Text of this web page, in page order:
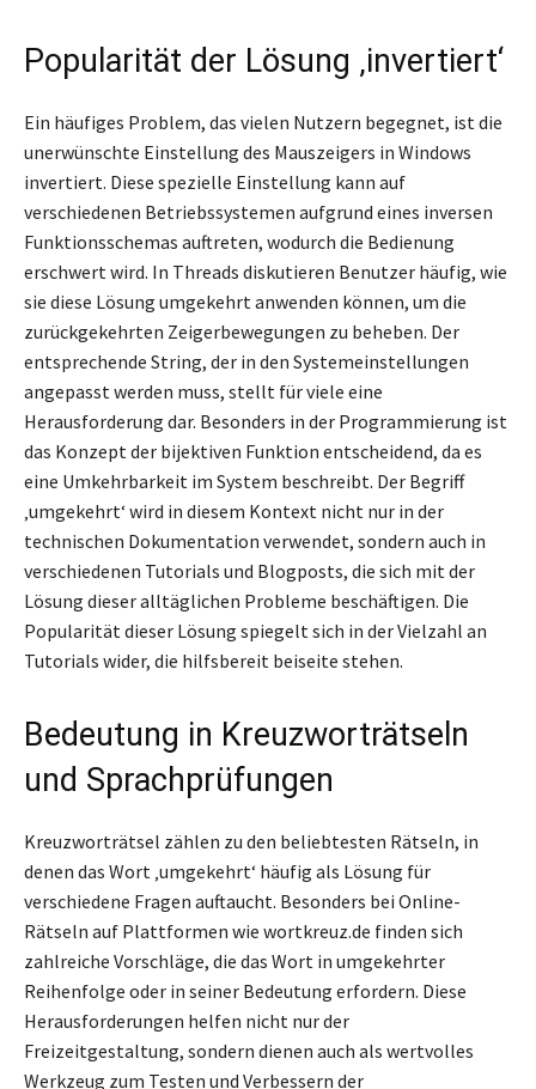
Popularität der Lösung ‚invertiert‘
Ein häufiges Problem, das vielen Nutzern begegnet, ist die
unerwünschte Einstellung des Mauszeigers in Windows
invertiert. Diese spezielle Einstellung kann auf
verschiedenen Betriebssystemen aufgrund eines inversen
Funktionsschemas auftreten, wodurch die Bedienung
erschwert wird. In Threads diskutieren Benutzer häufig, wie
sie diese Lösung umgekehrt anwenden können, um die
zurückgekehrten Zeigerbewegungen zu beheben. Der
entsprechende String, der in den Systemeinstellungen
angepasst werden muss, stellt für viele eine
Herausforderung dar. Besonders in der Programmierung ist
das Konzept der bijektiven Funktion entscheidend, da es
eine Umkehrbarkeit im System beschreibt. Der Begriff
‚umgekehrt‘ wird in diesem Kontext nicht nur in der
technischen Dokumentation verwendet, sondern auch in
verschiedenen Tutorials und Blogposts, die sich mit der
Lösung dieser alltäglichen Probleme beschäftigen. Die
Popularität dieser Lösung spiegelt sich in der Vielzahl an
Tutorials wider, die hilfsbereit beiseite stehen.
Bedeutung in Kreuzworträtseln
und Sprachprüfungen
Kreuzworträtsel zählen zu den beliebtesten Rätseln, in
denen das Wort ‚umgekehrt‘ häufig als Lösung für
verschiedene Fragen auftaucht. Besonders bei Online-
Rätseln auf Plattformen wie wortkreuz.de finden sich
zahlreiche Vorschläge, die das Wort in umgekehrter
Reihenfolge oder in seiner Bedeutung erfordern. Diese
Herausforderungen helfen nicht nur der
Freizeitgestaltung, sondern dienen auch als wertvolles
Werkzeug zum Testen und Verbessern der